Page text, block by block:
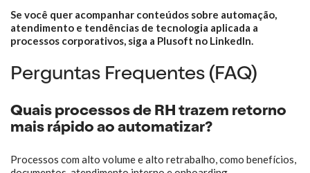
Se você quer acompanhar conteúdos sobre automação,
atendimento e tendências de tecnologia aplicada a
processos corporativos, siga a Plusoft no LinkedIn.
Perguntas Frequentes (FAQ)
Quais processos de RH trazem retorno
mais rápido ao automatizar?
Processos com alto volume e alto retrabalho, como benefícios,